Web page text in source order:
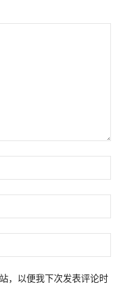
，以便我下次发表评论时